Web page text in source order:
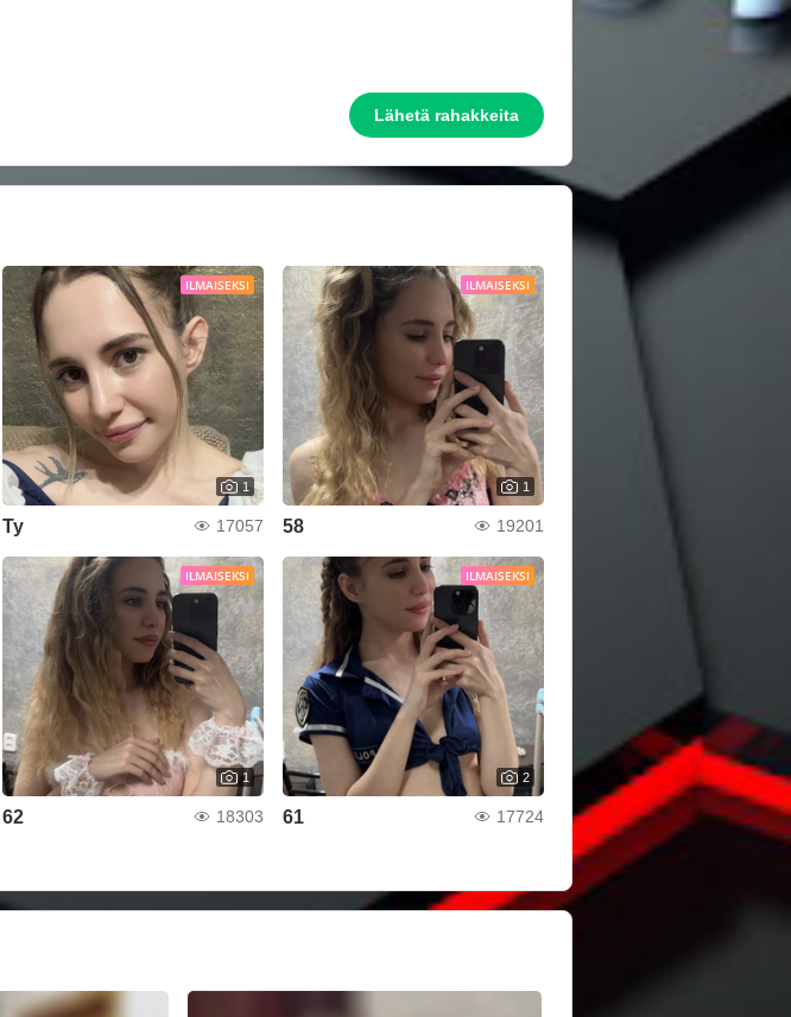
Lähetä rahakkeita
ILMAISEKSI
1
Ty 17057
ILMAISEKSI
1
58 19201
ILMAISEKSI
1
62 18303
ILMAISEKSI
2
61 17724